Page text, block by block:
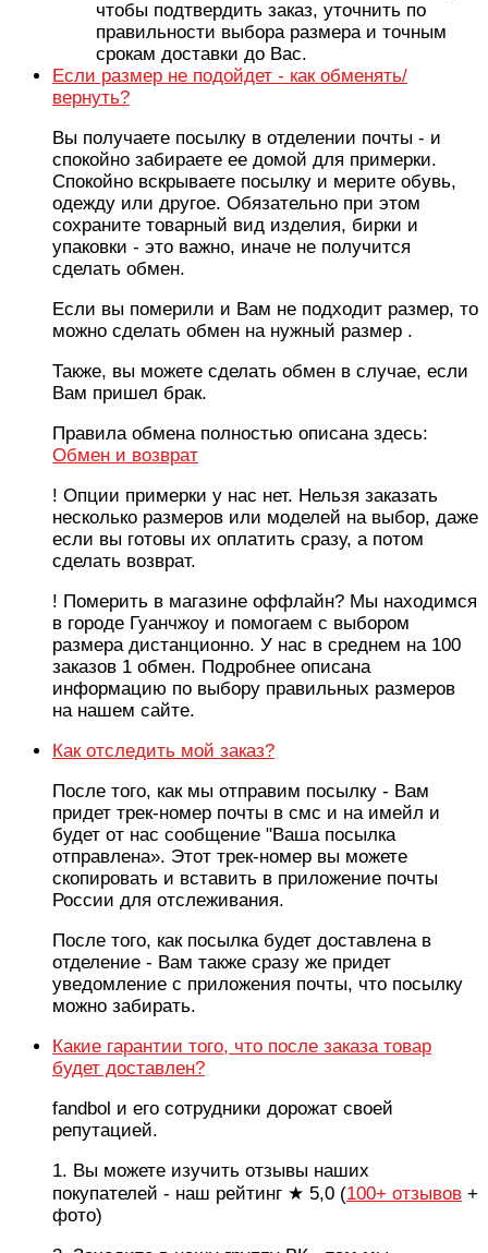
чтобы подтвердить заказ, уточнить по
правильности выбора размера и точным
срокам доставки до Вас.
Если размер не подойдет - как обменять/
вернуть?
Вы получаете посылку в отделении почты - и
спокойно забираете ее домой для примерки.
Спокойно вскрываете посылку и мерите обувь,
одежду или другое. Обязательно при этом
сохраните товарный вид изделия, бирки и
упаковки - это важно, иначе не получится
сделать обмен.
Если вы померили и Вам не подходит размер, то
можно сделать обмен на нужный размер .
Также, вы можете сделать обмен в случае, если
Вам пришел брак.
Правила обмена полностью описана здесь:
Обмен и возврат
! Опции примерки у нас нет. Нельзя заказать
несколько размеров или моделей на выбор, даже
если вы готовы их оплатить сразу, а потом
сделать возврат.
! Померить в магазине оффлайн? Мы находимся
в городе Гуанчжоу и помогаем с выбором
размера дистанционно. У нас в среднем на 100
заказов 1 обмен. Подробнее описана
информацию по выбору правильных размеров
на нашем сайте.
Как отследить мой заказ?
После того, как мы отправим посылку - Вам
придет трек-номер почты в смс и на имейл и
будет от нас сообщение "Ваша посылка
отправлена». Этот трек-номер вы можете
скопировать и вставить в приложение почты
России для отслеживания.
После того, как посылка будет доставлена в
отделение - Вам также сразу же придет
уведомление с приложения почты, что посылку
можно забирать.
Какие гарантии того, что после заказа товар
будет доставлен?
fandbol и его сотрудники дорожат своей
репутацией.
1. Вы можете изучить отзывы наших
покупателей - наш рейтинг ★ 5,0 (100+ отзывов +
фото)